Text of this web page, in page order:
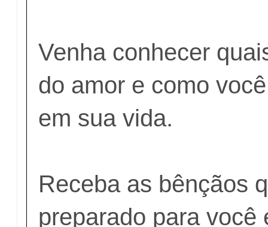
Venha conhecer
do amor e como
em sua vida.
Receba as bênçãos
preparado para você